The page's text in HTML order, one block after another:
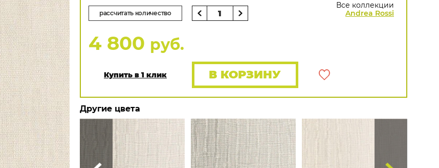
Геометрический рисунок
Цветы
Дамаск
В клетку
В полоску Все рисунки
Zambaiti
AS Creation
Hygge Roll
Grandeco
ПОКАЗАТЬ ВСЕ ОБОИ
Все коллекции
Andrea Rossi
рассчитать количество
4 800 руб.
Купить в 1 клик В КОРЗИНУ
Другие цвета